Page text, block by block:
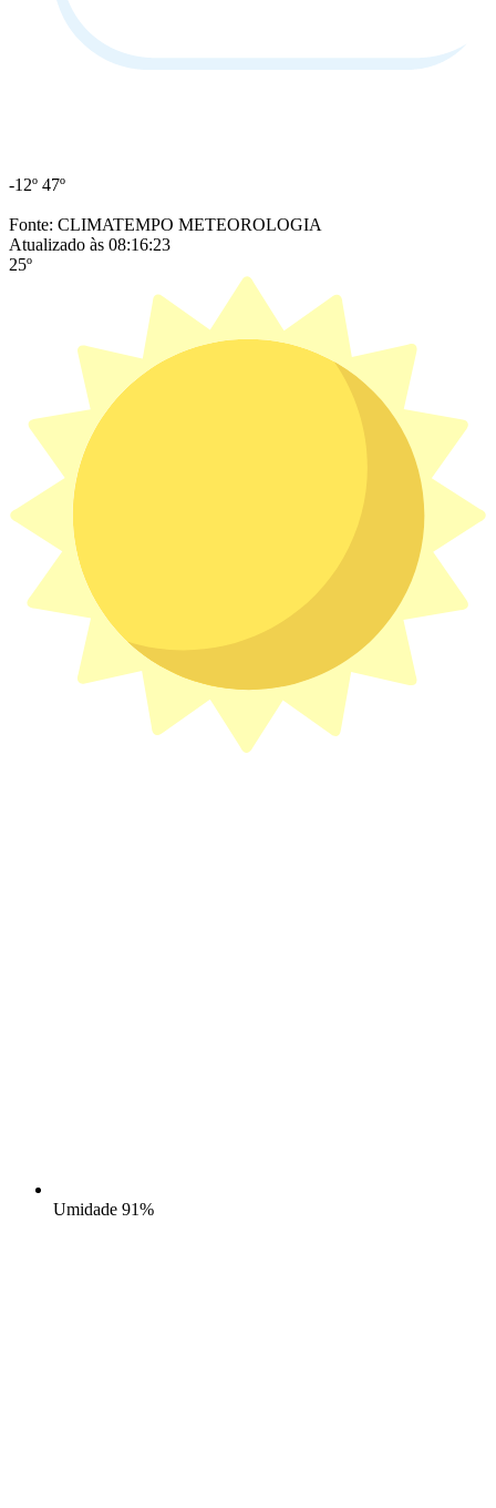
-12º 47º
Fonte: CLIMATEMPO METEOROLOGIA
Atualizado às 08:16:23
25º
Umidade 91%